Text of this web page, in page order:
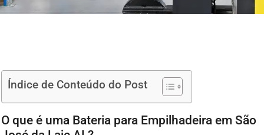
Índice de Conteúdo do Post
O que é uma Bateria para Empilhadeira em São
José da Laje AL?